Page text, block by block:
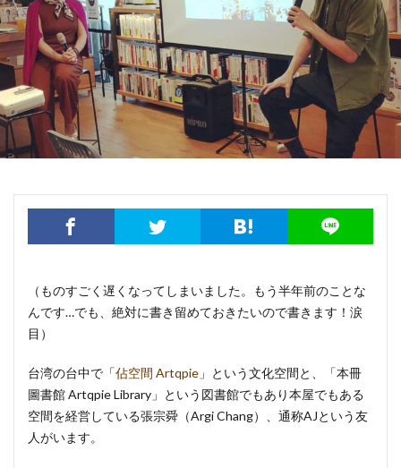
（ものすごく遅くなってしまいました。もう半年前のことな
んです…でも、絶対に書き留めておきたいので書きます！涙
目）
台湾の台中で「佔空間 Artqpie 」という文化空間と、「本冊
圖書館 Artqpie Library」という図書館でもあり本屋でもある
空間を経営している張宗舜（Argi Chang）、通称AJという友
人がいます。
拙著『オードリー・タン 母の手記「成長戦争」』
拙著『オードリータンの思考』
拙著『まだ誰も見たことのない「未来」の話をしよう』
明太子 × Yaeko 日台女性の交換日記
映画
書籍出版
産後ケア（坐月子）
産後ケアセンター（月子中心）
病院
私の大好きな台湾人 電鍋レシピ 馬祖
検索